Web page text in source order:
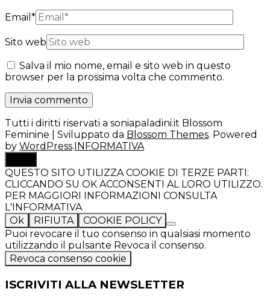
Email *
Sito web
Salva il mio nome, email e sito web in questo
browser per la prossima volta che commento.
Tutti i diritti riservati a soniapaladini.it Blossom
Feminine | Sviluppato da Blossom Themes. Powered
by WordPress.INFORMATIVA
QUESTO SITO UTILIZZA COOKIE DI TERZE PARTI:
CLICCANDO SU OK ACCONSENTI AL LORO UTILIZZO.
PER MAGGIORI INFORMAZIONI CONSULTA
L'INFORMATIVA
Ok
RIFIUTA
COOKIE POLICY
Puoi revocare il tuo consenso in qualsiasi momento
utilizzando il pulsante Revoca il consenso.
Revoca consenso cookie
ISCRIVITI ALLA NEWSLETTER